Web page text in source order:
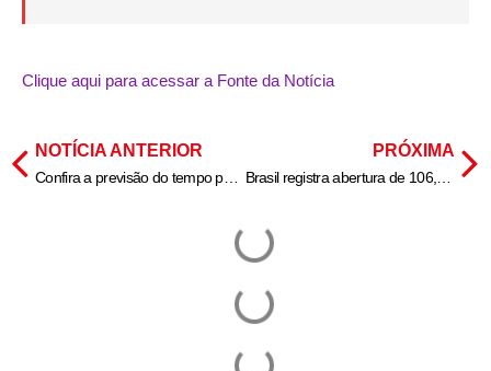
Clique aqui para acessar a Fonte da Notícia
NOTÍCIA ANTERIOR
Confira a previsão do tempo para o último final de semana de 2024
PRÓXIMA